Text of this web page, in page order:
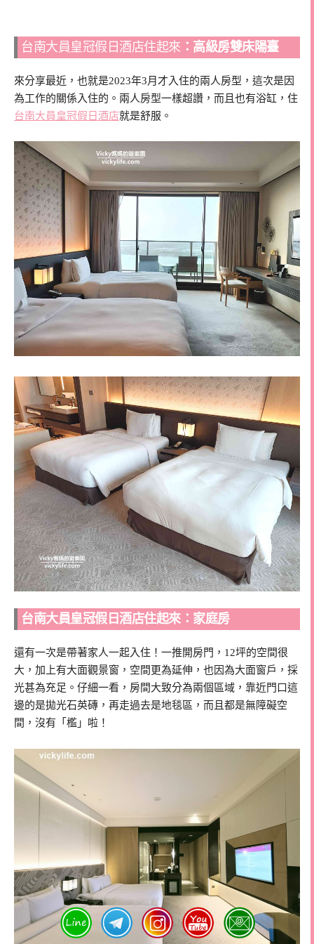
台南大員皇冠假日酒店住起來 ：高級房雙床陽臺
來分享最近，也就是2023年3月才入住的兩人房型，這次是因
為工作的關係入住的。兩人房型一樣超讚，而且也有浴缸，住
台南大員皇冠假日酒店就是舒服。
台南大員皇冠假日酒店住起來：家庭房
還有一次是帶著家人一起入住！一推開房門，12坪的空間很
大，加上有大面觀景窗，空間更為延伸，也因為大面窗戶，採
光甚為充足。仔細一看，房間大致分為兩個區域，靠近門口這
邊的是拋光石英磚，再走過去是地毯區，而且都是無障礙空
間，沒有「檻」啦！